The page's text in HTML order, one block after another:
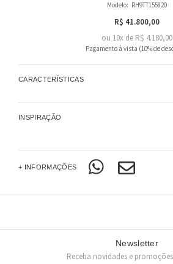
Modelo: RH9TT155820
R$ 41.800,00
ou 10x de R$ 4.180,00
CARACTERÍSTICAS
INSPIRAÇÃO
+ INFORMAÇÕES
Newsletter
Receba novidades e